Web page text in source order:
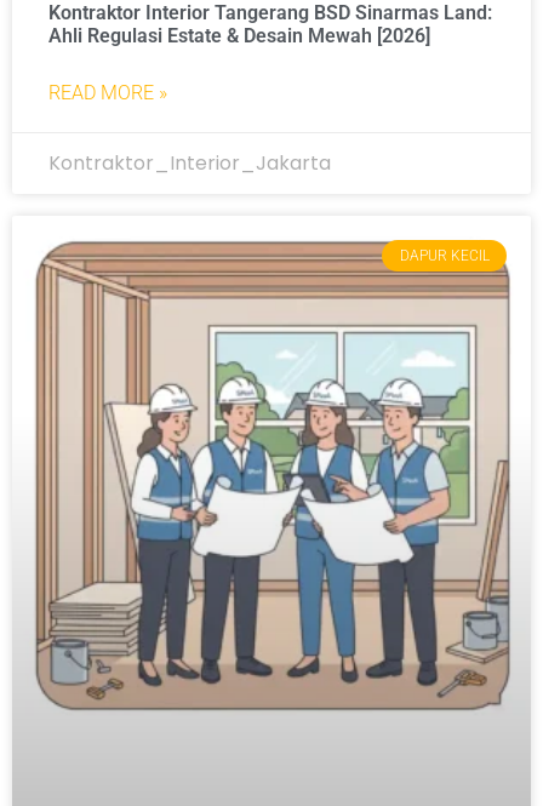
Kontraktor Interior Tangerang BSD Sinarmas Land:
Ahli Regulasi Estate & Desain Mewah [2026]
READ MORE »
Kontraktor_Interior_Jakarta
DAPUR KECIL